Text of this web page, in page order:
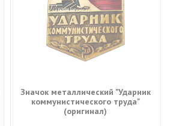
Значок металлический "Ударник
коммунистического труда"
(оригинал)